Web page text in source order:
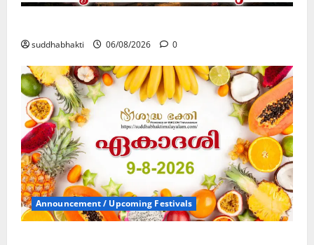
suddhabhakti 06/08/2026 0
Announcement / Upcoming Festivals